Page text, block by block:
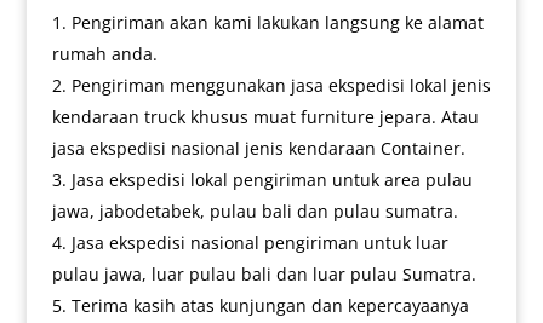
Pengiriman akan kami lakukan langsung ke alamat
rumah anda.
Pengiriman menggunakan jasa ekspedisi lokal jenis
kendaraan truck khusus muat furniture jepara. Atau
jasa ekspedisi nasional jenis kendaraan Container.
Jasa ekspedisi lokal pengiriman untuk area pulau
jawa, jabodetabek, pulau bali dan pulau sumatra.
Jasa ekspedisi nasional pengiriman untuk luar
pulau jawa, luar pulau bali dan luar pulau Sumatra.
Terima kasih atas kunjungan dan kepercayaanya